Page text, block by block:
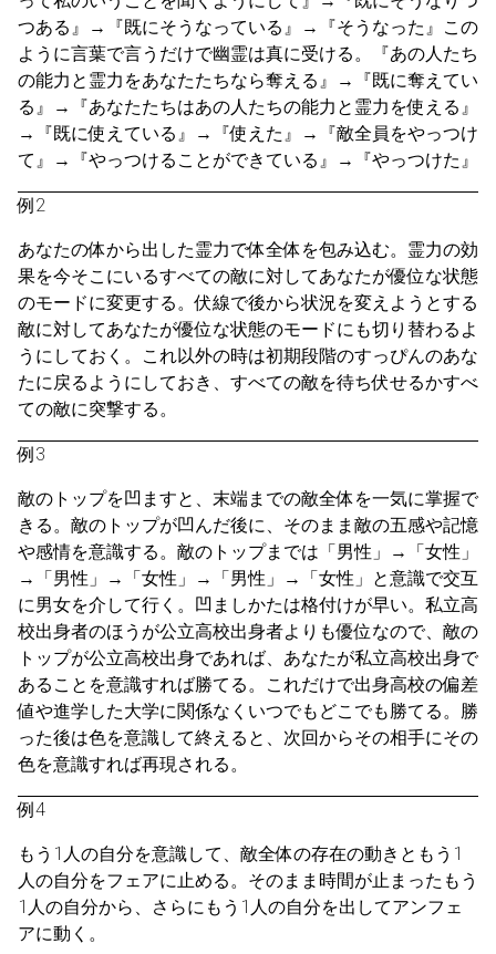
つある』→『既にそうなっている』→『そうなった』この
ように言葉で言うだけで幽霊は真に受ける。『あの人たち
の能力と霊力をあなたたちなら奪える』→『既に奪えてい
る』→『あなたたちはあの人たちの能力と霊力を使える』
→『既に使えている』→『使えた』→『敵全員をやっつけ
て』→『やっつけることができている』→『やっつけた』
例2
あなたの体から出した霊力で体全体を包み込む。霊力の効
果を今そこにいるすべての敵に対してあなたが優位な状態
のモードに変更する。伏線で後から状況を変えようとする
敵に対してあなたが優位な状態のモードにも切り替わるよ
うにしておく。これ以外の時は初期段階のすっぴんのあな
たに戻るようにしておき、すべての敵を待ち伏せるかすべ
ての敵に突撃する。
例3
敵のトップを凹ますと、末端までの敵全体を一気に掌握で
きる。敵のトップが凹んだ後に、そのまま敵の五感や記憶
や感情を意識する。敵のトップまでは「男性」→「女性」
→「男性」→「女性」→「男性」→「女性」と意識で交互
に男女を介して行く。凹ましかたは格付けが早い。私立高
校出身者のほうが公立高校出身者よりも優位なので、敵の
トップが公立高校出身であれば、あなたが私立高校出身で
あることを意識すれば勝てる。これだけで出身高校の偏差
値や進学した大学に関係なくいつでもどこでも勝てる。勝
った後は色を意識して終えると、次回からその相手にその
色を意識すれば再現される。
例4
もう1人の自分を意識して、敵全体の存在の動きともう1
人の自分をフェアに止める。そのまま時間が止まったもう
1人の自分から、さらにもう1人の自分を出してアンフェ
アに動く。